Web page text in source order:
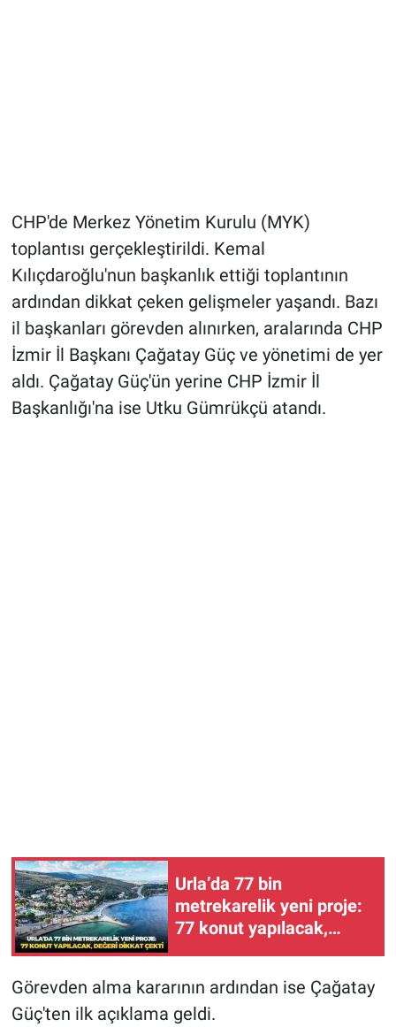
CHP'de Merkez Yönetim Kurulu (MYK)
toplantısı gerçekleştirildi. Kemal
Kılıçdaroğlu'nun başkanlık ettiği toplantının
ardından dikkat çeken gelişmeler yaşandı. Bazı
il başkanları görevden alınırken, aralarında CHP
İzmir İl Başkanı Çağatay Güç ve yönetimi de yer
aldı. Çağatay Güç'ün yerine CHP İzmir İl
Başkanlığı'na ise Utku Gümrükçü atandı.
Urla’da 77 bin
metrekarelik yeni proje:
77 konut yapılacak,
Görevden alma kararının ardından ise Çağatay
Güç'ten ilk açıklama geldi.